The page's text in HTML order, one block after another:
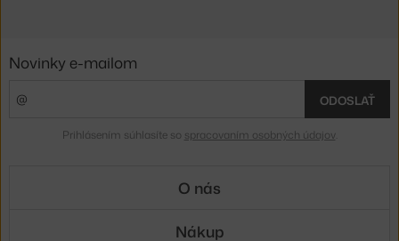
Novinky e-mailom
ODOSLAŤ
Prihlásením súhlasíte so spracovaním osobných údajov.
O nás
Nákup